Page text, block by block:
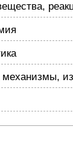
механизмы,